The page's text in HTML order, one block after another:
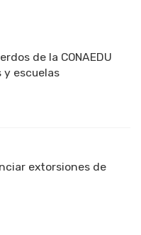
de la CONAEDU
y escuelas
extorsiones de